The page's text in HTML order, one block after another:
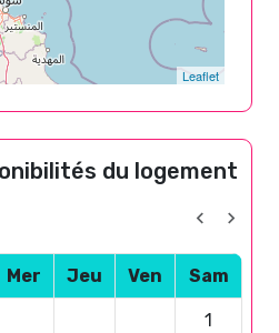
Leaflet
du logement
Mer Jeu Ven Sam
1